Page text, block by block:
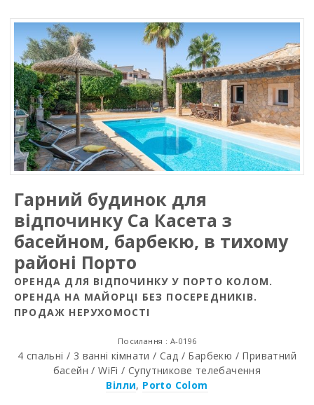
Гарний будинок для
відпочинку Сa Кaсета з
басейном, барбекю, в тихому
районі Порто
ОРЕНДА ДЛЯ ВІДПОЧИНКУ У ПОРТО КОЛОМ.
ОРЕНДА НА МАЙОРЦІ БЕЗ ПОСЕРЕДНИКІВ.
ПРОДАЖ НЕРУХОМОСТІ
Посилання : A-0196
4 спальні / 3 ванні кімнати / Сад / Барбекю / Приватний
басейн / WiFi / Супутникове телебачення
Вілли, Porto Colom